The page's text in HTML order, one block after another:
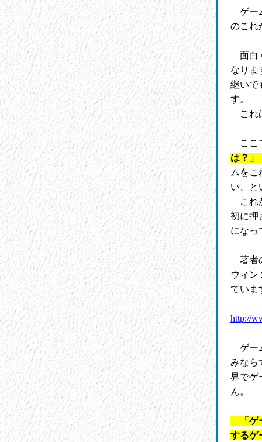
ゲー
のこれ
面白
なりま
継いで
す。
これ
ここ
は？」
ムを
い、と
これ
初に押
になっ
著者
ウィン
ていま
http://
ゲー
みなら
界でゲ
ん。
「ゲ
するゲ